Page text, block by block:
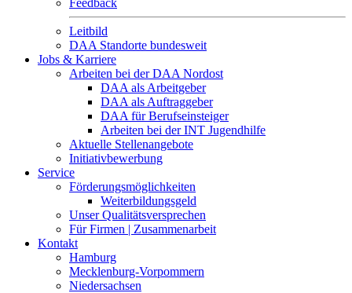
Feedback
Leitbild
DAA Standorte bundesweit
Jobs & Karriere
Arbeiten bei der DAA Nordost
DAA als Arbeitgeber
DAA als Auftraggeber
DAA für Berufseinsteiger
Arbeiten bei der INT Jugendhilfe
Aktuelle Stellenangebote
Initiativbewerbung
Service
Förderungsmöglichkeiten
Weiterbildungsgeld
Unser Qualitätsversprechen
Für Firmen | Zusammenarbeit
Kontakt
Hamburg
Mecklenburg-Vorpommern
Niedersachsen